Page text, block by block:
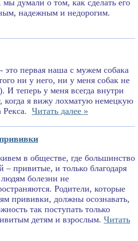
мы думали о том, как сделать его
надежным и недорогим.
это первая наша с мужем собака
ни у него, ни у меня собак не
И теперь у меня всегда внутри
когда я вижу лохматую немецкую
Рекса. Читать далее »
в обществе, где большинство
– привитые, и только благодаря
болезни не
Родители, которые
прививки, должны осознавать,
так поступать только
детям и взрослым. Читать